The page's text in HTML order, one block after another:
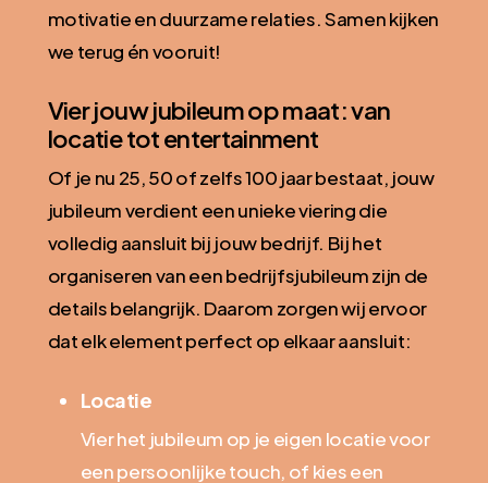
motivatie en duurzame relaties. Samen kijken
we terug én vooruit!
Vier jouw jubileum op maat: van
locatie tot entertainment
Of je nu 25, 50 of zelfs 100 jaar bestaat, jouw
jubileum verdient een unieke viering die
volledig aansluit bij jouw bedrijf. Bij het
organiseren van een bedrijfsjubileum zijn de
details belangrijk. Daarom zorgen wij ervoor
dat elk element perfect op elkaar aansluit:
Locatie
Vier het jubileum op je eigen locatie voor
een persoonlijke touch, of kies een